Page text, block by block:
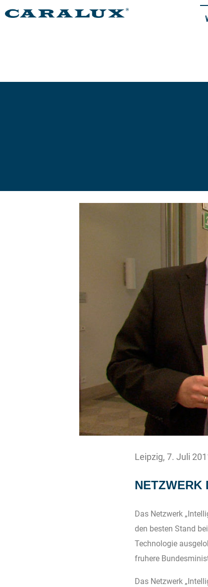
Leipzig, 7. Juli
NETZWERK
Das Netzwerk
den besten Stand
Technologie
fruhere
Das Netzwerk